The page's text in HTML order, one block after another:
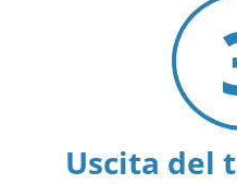
Uscita del